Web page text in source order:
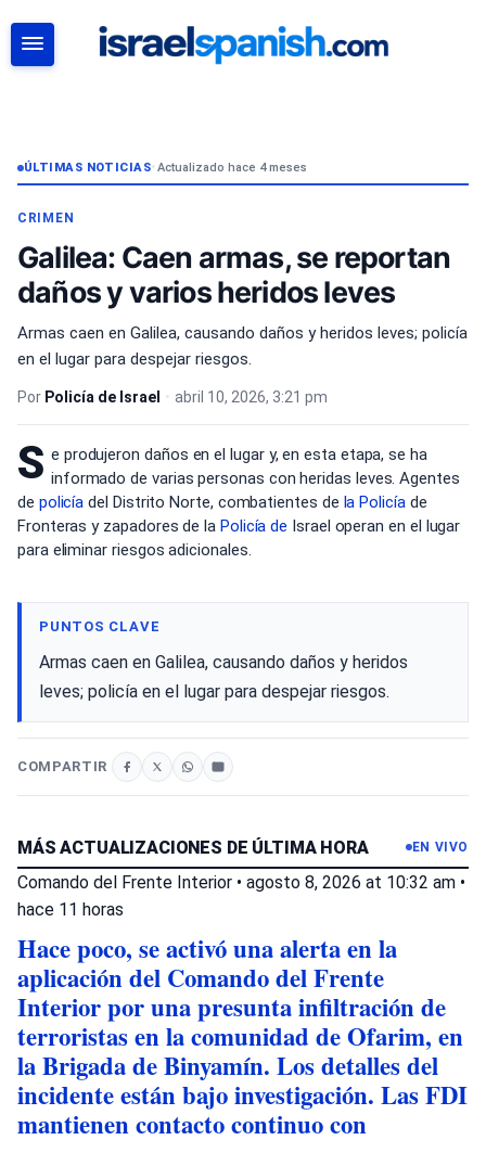
ÚLTIMAS NOTICIAS• Actualizado hace 4 meses
CRIMEN
Galilea: Caen armas, se reportan
daños y varios heridos leves
Armas caen en Galilea, causando daños y heridos leves; policía
en el lugar para despejar riesgos.
Por Policía de Israel • abril 10, 2026, 3:21 pm
S e produjeron daños en el lugar y, en esta etapa, se ha
informado de varias personas con heridas leves. Agentes
de policía del Distrito Norte, combatientes de la Policíade
Fronteras y zapadores de la Policía de Israel operan en el lugar
para eliminar riesgos adicionales.
PUNTOS CLAVE
Armas caen en Galilea, causando daños y heridos
leves; policía en el lugar para despejar riesgos.
COMPARTIR
MÁS ACTUALIZACIONES DE ÚLTIMA HORA EN VIVO
Comando del Frente Interior • agosto 8, 2026 at 10:32 am •
hace 11 horas
Hace poco, se activó una alerta en la
aplicación del Comando del Frente
Interior por una presunta infiltración de
terroristas en la comunidad de Ofarim, en
la Brigada de Binyamín. Los detalles del
incidente están bajo investigación. Las FDI
mantienen contacto continuo con